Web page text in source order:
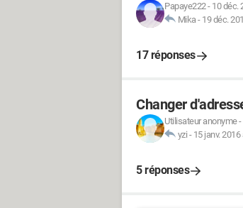
Papaye222- 10 déc.
Mika- 19 déc.
17 réponses
Changer
Utilisateur anonyme-
yzi - 15 janv. 2016
5 réponses